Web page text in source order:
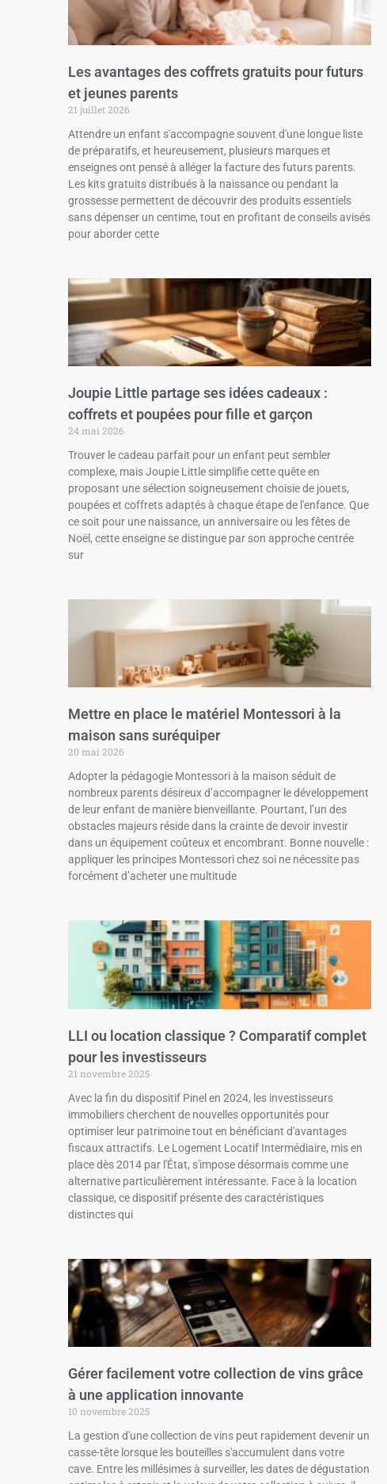
Les avantages des coffrets gratuits pour futurs
et jeunes parents
21 juillet 2026
Attendre un enfant s'accompagne souvent d'une longue liste
de préparatifs, et heureusement, plusieurs marques et
enseignes ont pensé à alléger la facture des futurs parents.
Les kits gratuits distribués à la naissance ou pendant la
grossesse permettent de découvrir des produits essentiels
sans dépenser un centime, tout en profitant de conseils avisés
pour aborder cette
Joupie Little partage ses idées cadeaux :
coffrets et poupées pour fille et garçon
24 mai 2026
Trouver le cadeau parfait pour un enfant peut sembler
complexe, mais Joupie Little simplifie cette quête en
proposant une sélection soigneusement choisie de jouets,
poupées et coffrets adaptés à chaque étape de l'enfance. Que
ce soit pour une naissance, un anniversaire ou les fêtes de
Noël, cette enseigne se distingue par son approche centrée
sur
Mettre en place le matériel Montessori à la
maison sans suréquiper
20 mai 2026
Adopter la pédagogie Montessori à la maison séduit de
nombreux parents désireux d’accompagner le développement
de leur enfant de manière bienveillante. Pourtant, l’un des
obstacles majeurs réside dans la crainte de devoir investir
dans un équipement coûteux et encombrant. Bonne nouvelle :
appliquer les principes Montessori chez soi ne nécessite pas
forcément d’acheter une multitude
LLI ou location classique ? Comparatif complet
pour les investisseurs
21 novembre 2025
Avec la fin du dispositif Pinel en 2024, les investisseurs
immobiliers cherchent de nouvelles opportunités pour
optimiser leur patrimoine tout en bénéficiant d'avantages
fiscaux attractifs. Le Logement Locatif Intermédiaire, mis en
place dès 2014 par l'État, s'impose désormais comme une
alternative particulièrement intéressante. Face à la location
classique, ce dispositif présente des caractéristiques
distinctes qui
Gérer facilement votre collection de vins grâce
à une application innovante
10 novembre 2025
La gestion d'une collection de vins peut rapidement devenir un
casse-tête lorsque les bouteilles s'accumulent dans votre
cave. Entre les millésimes à surveiller, les dates de dégustation